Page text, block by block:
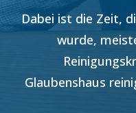
Dabei ist die Zeit,
wurde,
Glaubenshaus